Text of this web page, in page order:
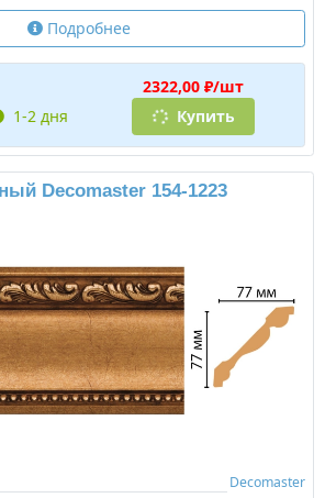
Подробнее
2322,00 ₽/шт
1-2 дня
Купить
Decomaster 154-1223
Decomaster